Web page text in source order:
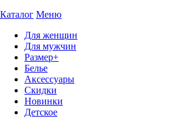
Каталог Меню
Для женщин
Для мужчин
Размер+
Белье
Аксессуары
Скидки
Новинки
Детское